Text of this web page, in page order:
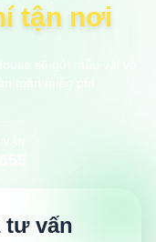
tận nơi
tư vấn